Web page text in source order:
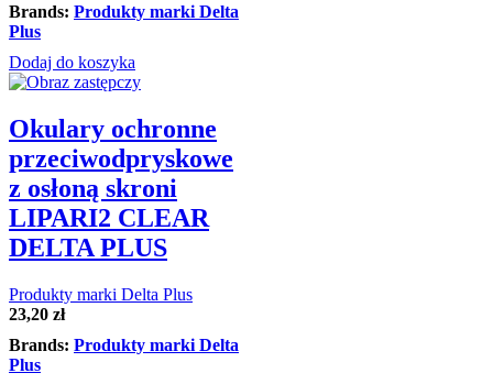
Brands: Produkty marki Delta
Plus
Dodaj do koszyka
Okulary ochronne
przeciwodpryskowe
z osłoną skroni
LIPARI2 CLEAR
DELTA PLUS
Produkty marki Delta Plus
23,20 zł
Brands: Produkty marki Delta
Plus